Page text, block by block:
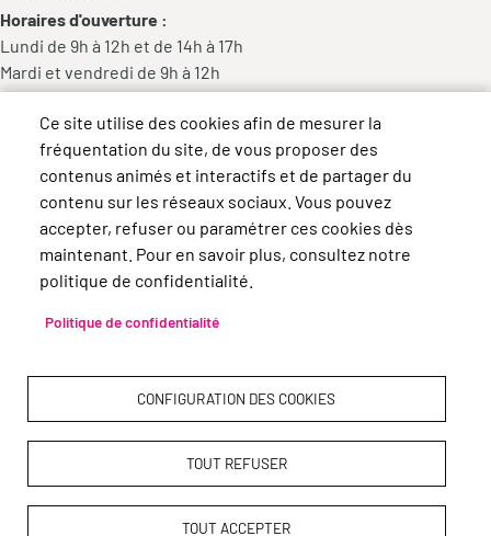
Horaires d'ouverture :
Lundi de 9h à 12h et de 14h à 17h
Mardi et vendredi de 9h à 12h
Mercredi de 9h à 12h et de 14h à 18h
Jeudi de 14h à 17h
Ce site utilise des cookies afin de mesurer la
fréquentation du site, de vous proposer des
contenus animés et interactifs et de partager du
contenu sur les réseaux sociaux. Vous pouvez
accepter, refuser ou paramétrer ces cookies dès
maintenant. Pour en savoir plus, consultez notre
politique de confidentialité.
Politique de confidentialité
CONFIGURATION DES COOKIES
TOUT REFUSER
TOUT ACCEPTER
Pied de page
AccueilPlan du siteContactMentions légales
Accessibilité : Non conforme